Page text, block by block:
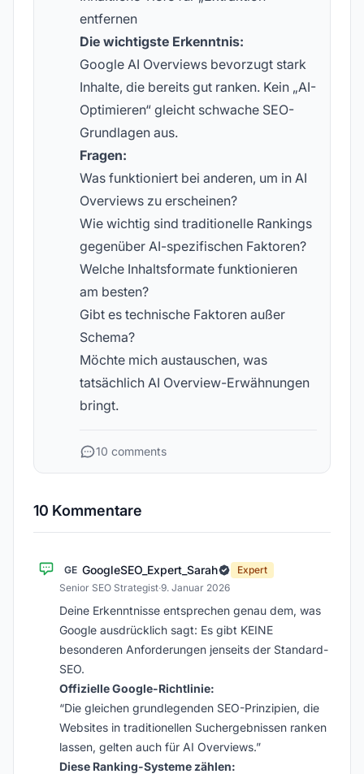
entfernen
Die wichtigste Erkenntnis:
Google AI Overviews bevorzugt stark
Inhalte, die bereits gut ranken. Kein „AI-
Optimieren“ gleicht schwache SEO-
Grundlagen aus.
Fragen:
Was funktioniert bei anderen, um in AI
Overviews zu erscheinen?
Wie wichtig sind traditionelle Rankings
gegenüber AI-spezifischen Faktoren?
Welche Inhaltsformate funktionieren
am besten?
Gibt es technische Faktoren außer
Schema?
Möchte mich austauschen, was
tatsächlich AI Overview-Erwähnungen
bringt.
10 comments
10 Kommentare
GE GoogleSEO_Expert_Sarah
Expert
Senior SEO Strategist·9. Januar 2026
Deine Erkenntnisse entsprechen genau dem, was
Google ausdrücklich sagt: Es gibt KEINE
besonderen Anforderungen jenseits der Standard-
SEO.
Offizielle Google-Richtlinie:
“Die gleichen grundlegenden SEO-Prinzipien, die
Websites in traditionellen Suchergebnissen ranken
lassen, gelten auch für AI Overviews.”
Diese Ranking-Systeme zählen: